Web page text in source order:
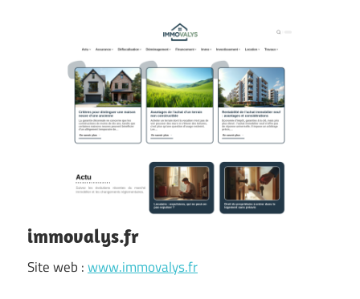
immovalys.fr
Site web :www.immovalys.fr